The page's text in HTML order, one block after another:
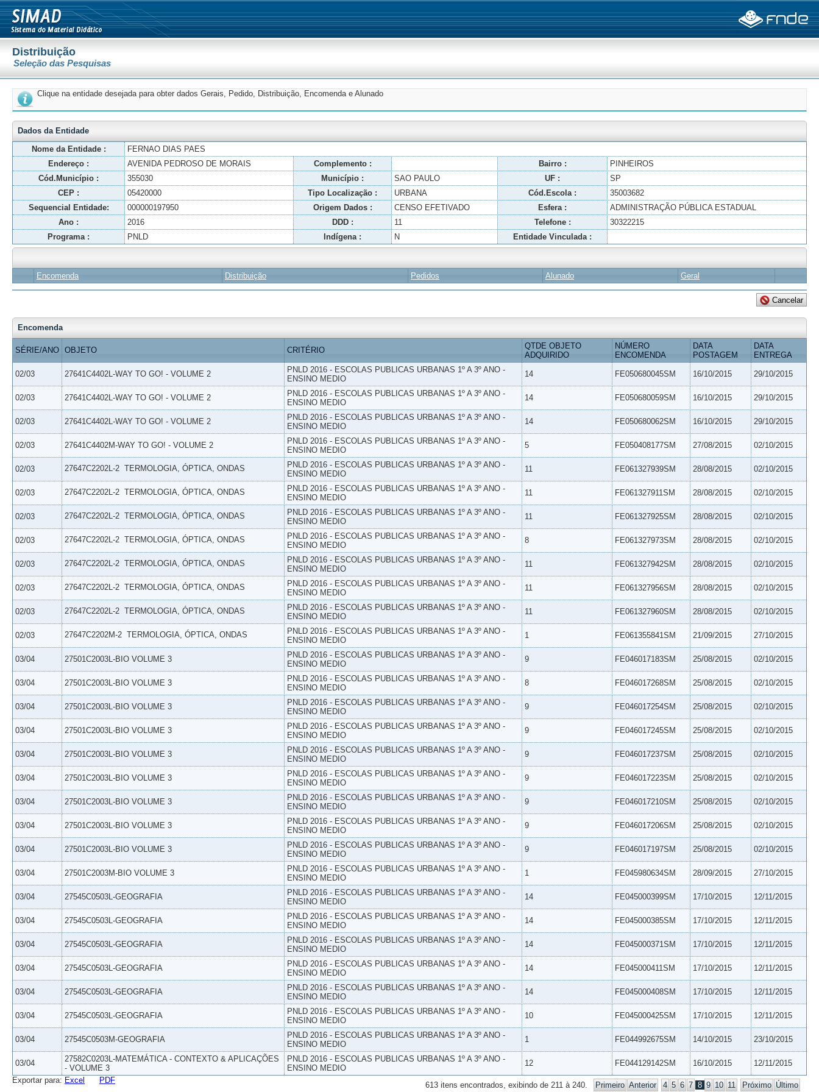
Distribuição
Seleção das Pesquisas
Clique na entidade desejada para obter dados Gerais, Pedido, Distribuição, Encomenda e Alunado
Dados da Entidade
Nome da Entidade :
FERNAO DIAS PAES
Endereço :
AVENIDA PEDROSO DE MORAIS Complemento : Bairro :
PINHEIROS
Cód.Município :
355030 Município : SAO PAULO UF :
SP
CEP :
05420000 Tipo Localização : URBANA Cód.Escola :
35003682
Sequencial Entidade:
000000197950 Origem Dados : CENSO EFETIVADO Esfera :
ADMINISTRAÇÃO PÚBLICA ESTADUAL
Ano :
2016 DDD : 11 Telefone :
30322215
Programa :
PNLD Indígena : N Entidade Vinculada :
Encomenda Distribuição Pedidos Alunado Geral
Encomenda
SÉRIE/ANO OBJETO CRITÉRIO
QTDE OBJETO
ADQUIRIDO
NÚMERO
ENCOMENDA
DATA
POSTAGEM
DATA
ENTREGA
02/03 27641C4402L-WAY TO GO! - VOLUME 2
PNLD 2016 - ESCOLAS PUBLICAS URBANAS 1º A 3º ANO -
ENSINO MEDIO
14 FE050680045SM 16/10/2015 29/10/2015
02/03 27641C4402L-WAY TO GO! - VOLUME 2
PNLD 2016 - ESCOLAS PUBLICAS URBANAS 1º A 3º ANO -
ENSINO MEDIO
14 FE050680059SM 16/10/2015 29/10/2015
02/03 27641C4402L-WAY TO GO! - VOLUME 2
PNLD 2016 - ESCOLAS PUBLICAS URBANAS 1º A 3º ANO -
ENSINO MEDIO
14 FE050680062SM 16/10/2015 29/10/2015
02/03 27641C4402M-WAY TO GO! - VOLUME 2
PNLD 2016 - ESCOLAS PUBLICAS URBANAS 1º A 3º ANO -
ENSINO MEDIO
5 FE050408177SM 27/08/2015 02/10/2015
02/03 27647C2202L-2  TERMOLOGIA, ÓPTICA, ONDAS
PNLD 2016 - ESCOLAS PUBLICAS URBANAS 1º A 3º ANO -
ENSINO MEDIO
11 FE061327939SM 28/08/2015 02/10/2015
02/03 27647C2202L-2  TERMOLOGIA, ÓPTICA, ONDAS
PNLD 2016 - ESCOLAS PUBLICAS URBANAS 1º A 3º ANO -
ENSINO MEDIO
11 FE061327911SM 28/08/2015 02/10/2015
02/03 27647C2202L-2  TERMOLOGIA, ÓPTICA, ONDAS
PNLD 2016 - ESCOLAS PUBLICAS URBANAS 1º A 3º ANO -
ENSINO MEDIO
11 FE061327925SM 28/08/2015 02/10/2015
02/03 27647C2202L-2  TERMOLOGIA, ÓPTICA, ONDAS
PNLD 2016 - ESCOLAS PUBLICAS URBANAS 1º A 3º ANO -
ENSINO MEDIO
8 FE061327973SM 28/08/2015 02/10/2015
02/03 27647C2202L-2  TERMOLOGIA, ÓPTICA, ONDAS
PNLD 2016 - ESCOLAS PUBLICAS URBANAS 1º A 3º ANO -
ENSINO MEDIO
11 FE061327942SM 28/08/2015 02/10/2015
02/03 27647C2202L-2  TERMOLOGIA, ÓPTICA, ONDAS
PNLD 2016 - ESCOLAS PUBLICAS URBANAS 1º A 3º ANO -
ENSINO MEDIO
11 FE061327956SM 28/08/2015 02/10/2015
02/03 27647C2202L-2  TERMOLOGIA, ÓPTICA, ONDAS
PNLD 2016 - ESCOLAS PUBLICAS URBANAS 1º A 3º ANO -
ENSINO MEDIO
11 FE061327960SM 28/08/2015 02/10/2015
02/03 27647C2202M-2  TERMOLOGIA, ÓPTICA, ONDAS
PNLD 2016 - ESCOLAS PUBLICAS URBANAS 1º A 3º ANO -
ENSINO MEDIO
1 FE061355841SM 21/09/2015 27/10/2015
03/04 27501C2003L-BIO VOLUME 3
PNLD 2016 - ESCOLAS PUBLICAS URBANAS 1º A 3º ANO -
ENSINO MEDIO
9 FE046017183SM 25/08/2015 02/10/2015
03/04 27501C2003L-BIO VOLUME 3
PNLD 2016 - ESCOLAS PUBLICAS URBANAS 1º A 3º ANO -
ENSINO MEDIO
8 FE046017268SM 25/08/2015 02/10/2015
03/04 27501C2003L-BIO VOLUME 3
PNLD 2016 - ESCOLAS PUBLICAS URBANAS 1º A 3º ANO -
ENSINO MEDIO
9 FE046017254SM 25/08/2015 02/10/2015
03/04 27501C2003L-BIO VOLUME 3
PNLD 2016 - ESCOLAS PUBLICAS URBANAS 1º A 3º ANO -
ENSINO MEDIO
9 FE046017245SM 25/08/2015 02/10/2015
03/04 27501C2003L-BIO VOLUME 3
PNLD 2016 - ESCOLAS PUBLICAS URBANAS 1º A 3º ANO -
ENSINO MEDIO
9 FE046017237SM 25/08/2015 02/10/2015
03/04 27501C2003L-BIO VOLUME 3
PNLD 2016 - ESCOLAS PUBLICAS URBANAS 1º A 3º ANO -
ENSINO MEDIO
9 FE046017223SM 25/08/2015 02/10/2015
03/04 27501C2003L-BIO VOLUME 3
PNLD 2016 - ESCOLAS PUBLICAS URBANAS 1º A 3º ANO -
ENSINO MEDIO
9 FE046017210SM 25/08/2015 02/10/2015
03/04 27501C2003L-BIO VOLUME 3
PNLD 2016 - ESCOLAS PUBLICAS URBANAS 1º A 3º ANO -
ENSINO MEDIO
9 FE046017206SM 25/08/2015 02/10/2015
03/04 27501C2003L-BIO VOLUME 3
PNLD 2016 - ESCOLAS PUBLICAS URBANAS 1º A 3º ANO -
ENSINO MEDIO
9 FE046017197SM 25/08/2015 02/10/2015
03/04 27501C2003M-BIO VOLUME 3
PNLD 2016 - ESCOLAS PUBLICAS URBANAS 1º A 3º ANO -
ENSINO MEDIO
1 FE045980634SM 28/09/2015 27/10/2015
03/04 27545C0503L-GEOGRAFIA
PNLD 2016 - ESCOLAS PUBLICAS URBANAS 1º A 3º ANO -
ENSINO MEDIO
14 FE045000399SM 17/10/2015 12/11/2015
03/04 27545C0503L-GEOGRAFIA
PNLD 2016 - ESCOLAS PUBLICAS URBANAS 1º A 3º ANO -
ENSINO MEDIO
14 FE045000385SM 17/10/2015 12/11/2015
03/04 27545C0503L-GEOGRAFIA
PNLD 2016 - ESCOLAS PUBLICAS URBANAS 1º A 3º ANO -
ENSINO MEDIO
14 FE045000371SM 17/10/2015 12/11/2015
03/04 27545C0503L-GEOGRAFIA
PNLD 2016 - ESCOLAS PUBLICAS URBANAS 1º A 3º ANO -
ENSINO MEDIO
14 FE045000411SM 17/10/2015 12/11/2015
03/04 27545C0503L-GEOGRAFIA
PNLD 2016 - ESCOLAS PUBLICAS URBANAS 1º A 3º ANO -
ENSINO MEDIO
14 FE045000408SM 17/10/2015 12/11/2015
03/04 27545C0503L-GEOGRAFIA
PNLD 2016 - ESCOLAS PUBLICAS URBANAS 1º A 3º ANO -
ENSINO MEDIO
10 FE045000425SM 17/10/2015 12/11/2015
03/04 27545C0503M-GEOGRAFIA
PNLD 2016 - ESCOLAS PUBLICAS URBANAS 1º A 3º ANO -
ENSINO MEDIO
1 FE044992675SM 14/10/2015 23/10/2015
03/04
27582C0203L-MATEMÁTICA - CONTEXTO & APLICAÇÕES
- VOLUME 3
PNLD 2016 - ESCOLAS PUBLICAS URBANAS 1º A 3º ANO -
ENSINO MEDIO
12 FE044129142SM 16/10/2015 12/11/2015
613 itens encontrados, exibindo de 211 à 240. Primeiro Anterior 4 5 6 7 8 9 10 11 Próximo Último
Exportar para: Excel PDF